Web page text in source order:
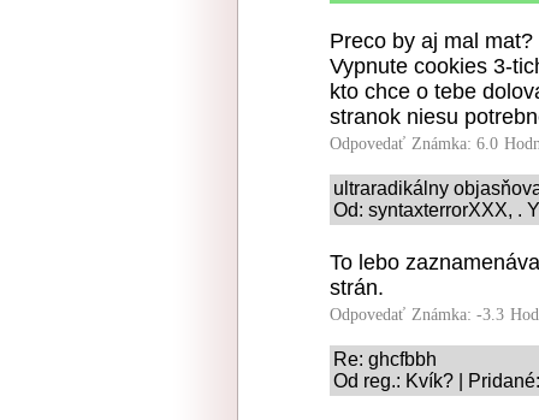
Preco by aj mal mat?
Vypnute cookies 3-
kto chce o tebe
stranok niesu
Odpovedať Známka: 6.0
ultraradikálny
Od: syntaxterrorXXX, .
To lebo
strán.
Odpovedať Známka: -3.3
Re: ghcfbbh
Od reg.: Kvík? |